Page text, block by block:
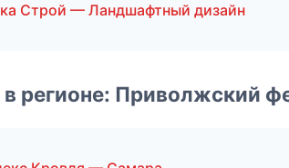
Строй — Ландшафтный дизайн
регионе: Приволжский